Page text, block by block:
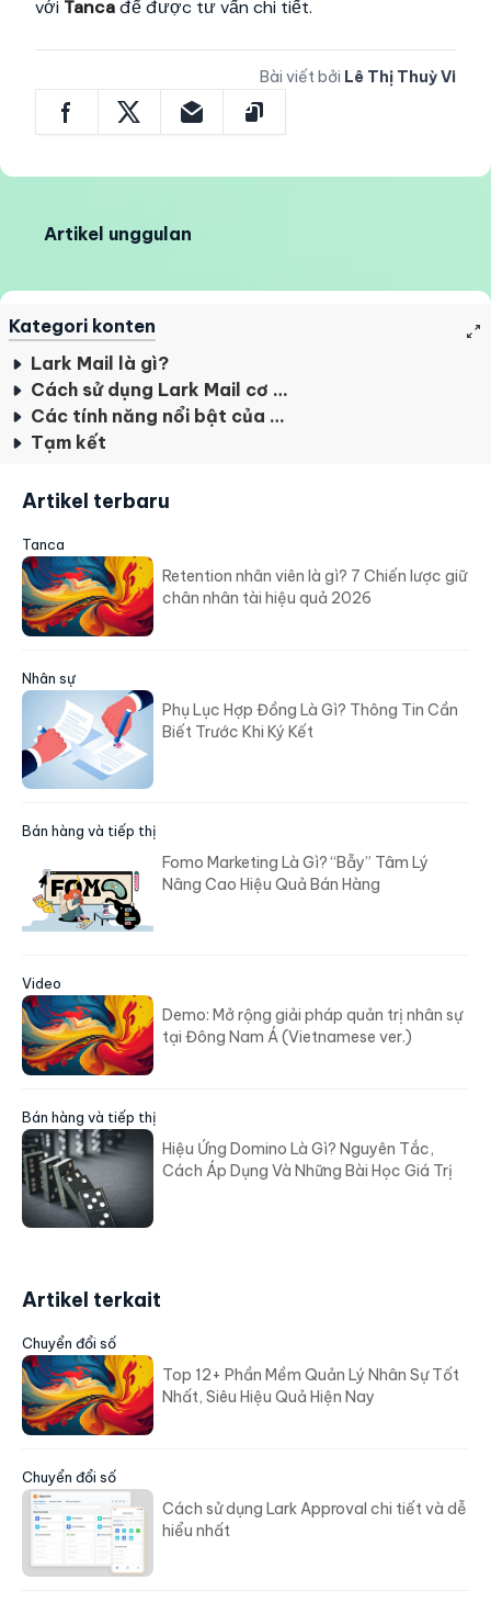
với Tancađể được tư vấn chi tiết.
Bài viết bởi Lê Thị Thuỳ Vi
Artikel unggulan
Kategori konten
Lark Mail là gì?
Cách sử dụng Lark Mail cơ bản
Các tính năng nổi bật của Lark Mail
Tạm kết
Artikel terbaru
Tanca
Retention nhân viên là gì? 7 Chiến lược giữ
chân nhân tài hiệu quả 2026
Nhân sự
Phụ Lục Hợp Đồng Là Gì? Thông Tin Cần
Biết Trước Khi Ký Kết
Bán hàng và tiếp thị
Fomo Marketing Là Gì? “Bẫy” Tâm Lý
Nâng Cao Hiệu Quả Bán Hàng
Video
Demo: Mở rộng giải pháp quản trị nhân sự
tại Đông Nam Á (Vietnamese ver.)
Bán hàng và tiếp thị
Hiệu Ứng Domino Là Gì? Nguyên Tắc,
Cách Áp Dụng Và Những Bài Học Giá Trị
Artikel terkait
Chuyển đổi số
Top 12+ Phần Mềm Quản Lý Nhân Sự Tốt
Nhất, Siêu Hiệu Quả Hiện Nay
Chuyển đổi số
Cách sử dụng Lark Approval chi tiết và dễ
hiểu nhất